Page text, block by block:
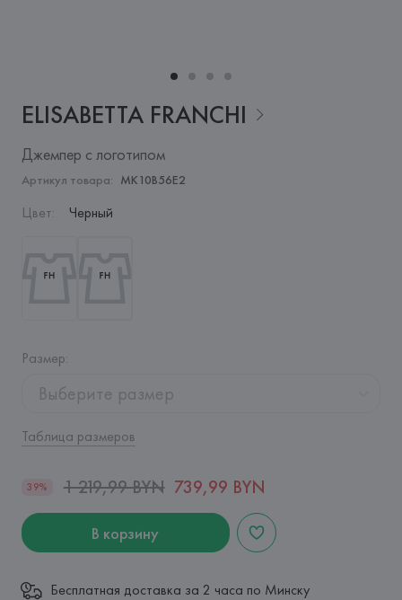
ELISABETTA FRANCHI
Джемпер с логотипом
Артикул товара: MK10B56E2
Цвет: Черный
Размер:
Выберите размер
Таблица размеров
39% 1 219,99 BYN 739,99 BYN
В корзину
Бесплатная доставка за 2 часа по Минску